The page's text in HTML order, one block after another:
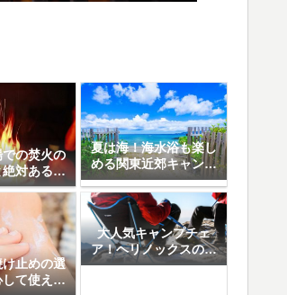
の焚火の
対あると
テム8選
夏は海！海水浴も楽し
める関東近郊キャンプ
場10選
止めの選
て使える
大人気キャンプチェ
ア！ヘリノックスの魅
力と人気の5モデル徹